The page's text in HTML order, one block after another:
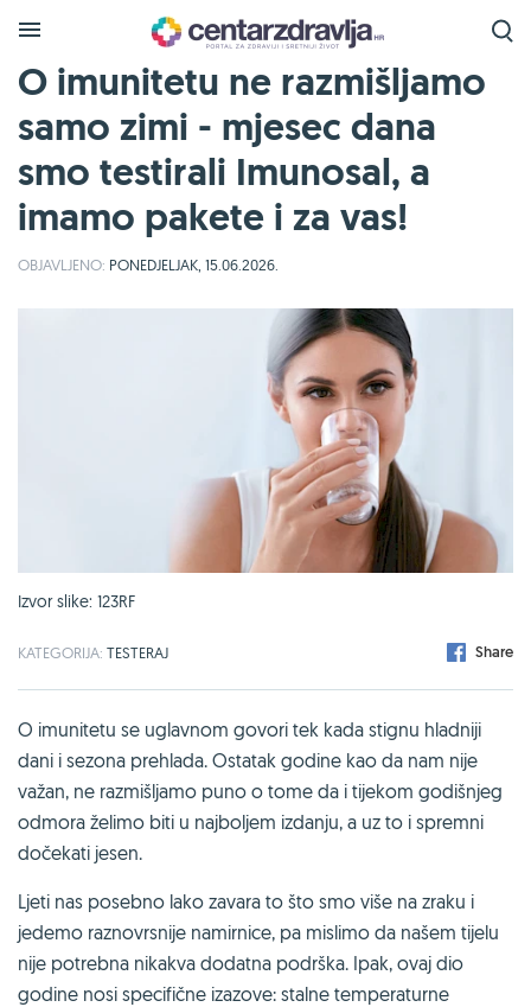
O imunitetu ne razmišljamo
samo zimi - mjesec dana
smo testirali Imunosal, a
imamo pakete i za vas!
OBJAVLJENO: PONEDJELJAK, 15.06.2026.
Izvor slike: 123RF
KATEGORIJA: TESTERAJ Share
O imunitetu se uglavnom govori tek kada stignu hladniji
dani i sezona prehlada. Ostatak godine kao da nam nije
važan, ne razmišljamo puno o tome da i tijekom godišnjeg
odmora želimo biti u najboljem izdanju, a uz to i spremni
dočekati jesen.
Ljeti nas posebno lako zavara to što smo više na zraku i
jedemo raznovrsnije namirnice, pa mislimo da našem tijelu
nije potrebna nikakva dodatna podrška. Ipak, ovaj dio
godine nosi specifične izazove: stalne temperaturne